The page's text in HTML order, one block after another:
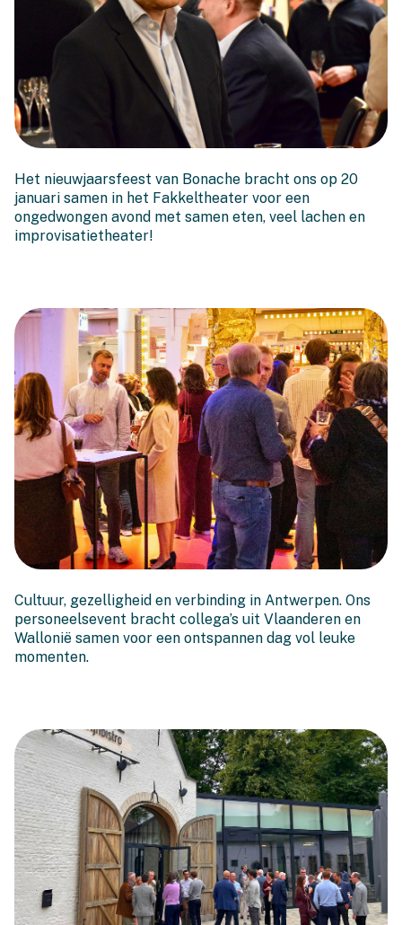
2026!
Het nieuwjaarsfeest van Bonache bracht ons op 20
januari samen in het Fakkeltheater voor een
ongedwongen avond met samen eten, veel lachen en
improvisatietheater!
dag in Antwerpen
Cultuur, gezelligheid en verbinding in Antwerpen. Ons
personeelsevent bracht collega’s uit Vlaanderen en
Wallonië samen voor een ontspannen dag vol leuke
momenten.